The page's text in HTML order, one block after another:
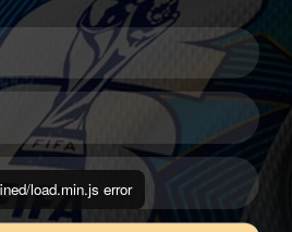
load.min.js error